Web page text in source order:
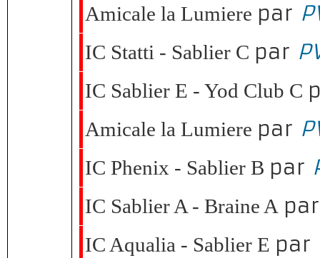
Amicale la Lumiere par
IC Statti - Sablier C par
IC Sablier E - Yod Club C
Amicale la Lumiere par
IC Phenix - Sablier B par
IC Sablier A - Braine A
IC Aqualia - Sablier E par